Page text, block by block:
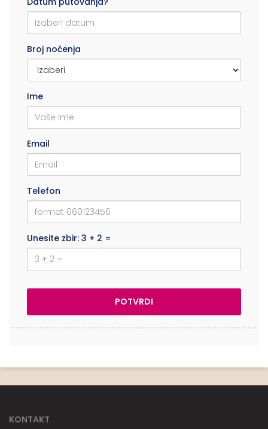
Broj noćenja
Ime
Email
Telefon
Unesite zbir: 3 + 2 =
KONTAKT